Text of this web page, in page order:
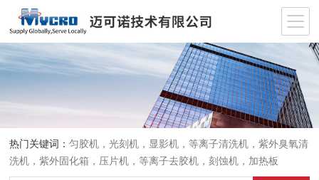
热门关键词：匀胶机，光刻机，显影机，等离子清洗机，紫外臭氧清
洗机，紫外固化箱，压片机，等离子去胶机，刻蚀机，加热板